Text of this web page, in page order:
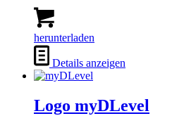
herunterladen
Details anzeigen
Logo myDLevel